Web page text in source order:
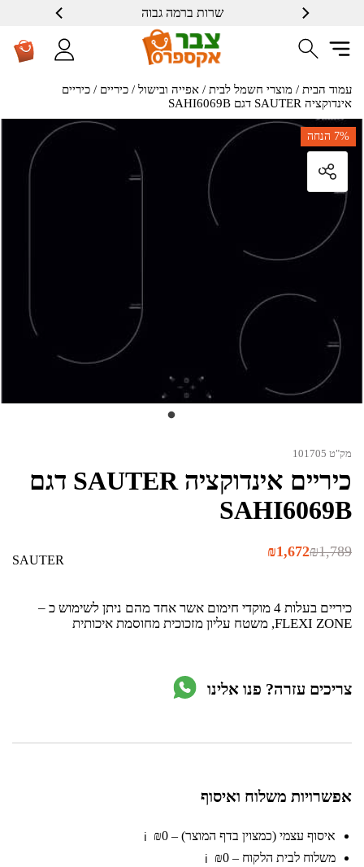
שרות ברמה גבוה
עמוד הבית / מוצרי חשמל לבית / אפייה ובישול / כיריים / כיריים
אינדוקציה SAUTER דגם SAHI6069B
7% הנחה
מק"ט 101705
כיריים אינדוקציה SAUTER דגם
SAHI6069B
₪1,789
המחיר
₪1,672 המחיר
SAUTER
כיריים בעלות 4 מוקדי חימום אשר אחד מהם ניתן לשימוש כ –
FLEXI ZONE, משטח עליון מזכוכית מחוסמת איכותית
צריכים עזרה? פנו אלינו
אפשרויות משלוח ואיסוף
איסוף עצמי (כמצוין בדף המוצר) – ₪0 ℹ️
משלוח לבית הלקוח – ₪0 ℹ️